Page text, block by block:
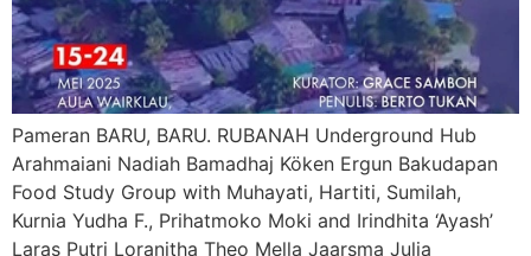
Pameran BARU, BARU. RUBANAH Underground Hub
Arahmaiani Nadiah Bamadhaj Köken Ergun Bakudapan
Food Study Group with Muhayati, Hartiti, Sumilah,
Kurnia Yudha F., Prihatmoko Moki and Irindhita ‘Ayash’
Laras Putri Loranitha Theo Mella Jaarsma Julia